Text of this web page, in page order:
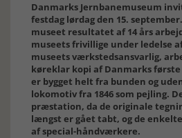
Danmarks Jernbanemuseum
festdag lørdag den 15.
museet resultatet af 14 års
museets frivillige under ledelse
museets værkstedsansvarlig,
køreklar kopi af Danmarks
er bygget helt fra bunden og
lokomotiv fra 1846 som pejling.
præstation, da de originale
længst er gået tabt, og de
af special-håndværkere.